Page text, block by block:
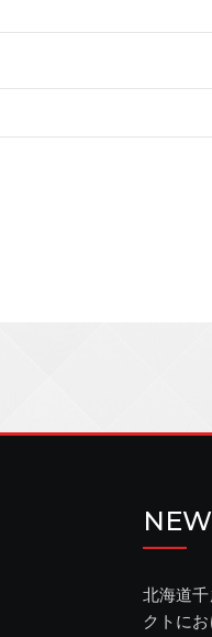
北海道
クトに